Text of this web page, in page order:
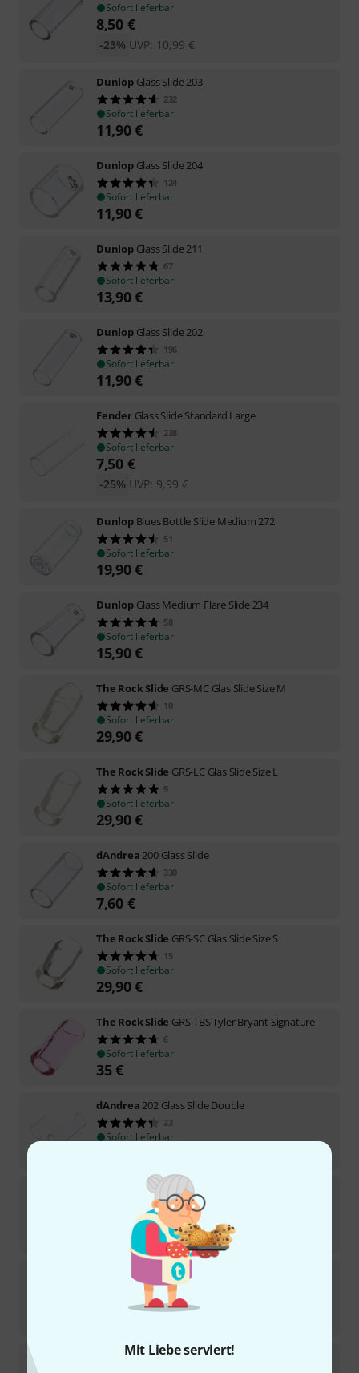
Mit Liebe serviert!
Sofort lieferbar
8,50 €
UVP: 10,99 €
-23%
Dunlop Glass Slide 203
232
Sofort lieferbar
11,90€
Dunlop Glass Slide 204
124
Sofort lieferbar
11,90€
Dunlop Glass Slide 211
67
Sofort lieferbar
13,90€
Dunlop Glass Slide 202
196
Sofort lieferbar
11,90€
Fender Glass Slide Standard Large
238
Sofort lieferbar
7,50 €
UVP: 9,99 €
-25%
Dunlop Blues Bottle Slide Medium 272
51
Sofort lieferbar
19,90€
Dunlop Glass Medium Flare Slide 234
58
Sofort lieferbar
15,90€
The Rock Slide GRS-MC Glas Slide Size M
10
Sofort lieferbar
29,90€
The Rock Slide GRS-LC Glas Slide Size L
9
Sofort lieferbar
29,90€
dAndrea 200 Glass Slide
330
Sofort lieferbar
7,60 €
The Rock Slide GRS-SC Glas Slide Size S
15
Sofort lieferbar
29,90€
The Rock Slide GRS-TBS Tyler Bryant Signature
6
Sofort lieferbar
35€
dAndrea 202 Glass Slide Double
33
Sofort lieferbar
The Rock Slide GRS-MC/RH Rhett Shull Glass
8
Sofort lieferbar
Glass Slide Thick Medium
41
Sofort lieferbar
The Rock SlideGRS-XLC Glas Slide Size XL